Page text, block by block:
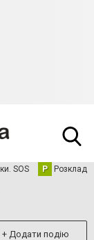
SOS Р Розклад
+ Додати подію